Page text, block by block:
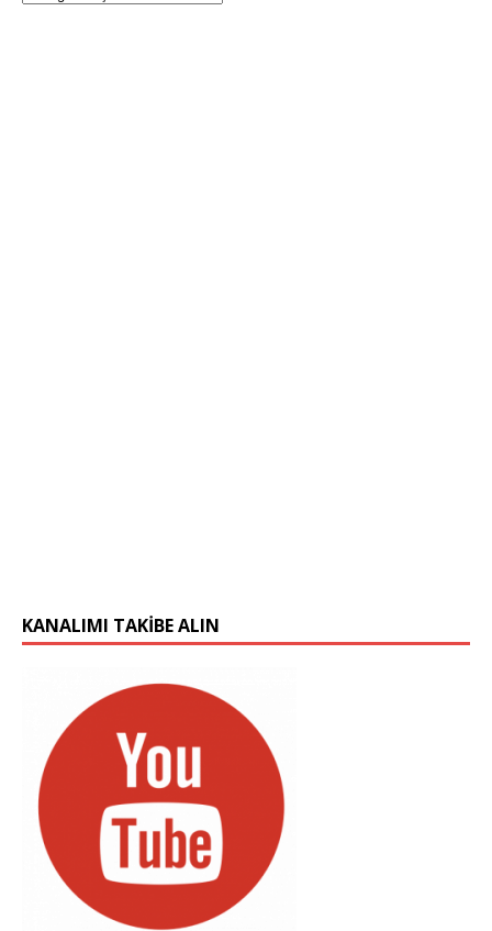
KANALIMI TAKIBE ALIN